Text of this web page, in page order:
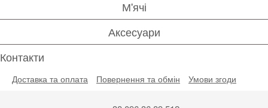
М'ячі
Аксесуари
Контакти
Доставка та оплата Повернення та обмін Умови згоди